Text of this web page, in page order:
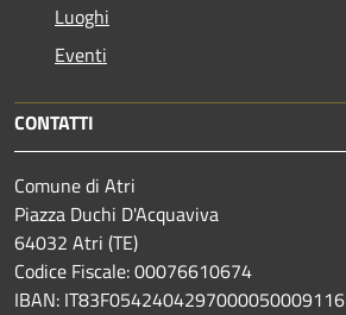
Luoghi
Eventi
CONTATTI
Comune di Atri
Piazza Duchi D'Acquaviva
64032 Atri (TE)
Codice Fiscale: 00076610674
IBAN: IT83F0542404297000050009116